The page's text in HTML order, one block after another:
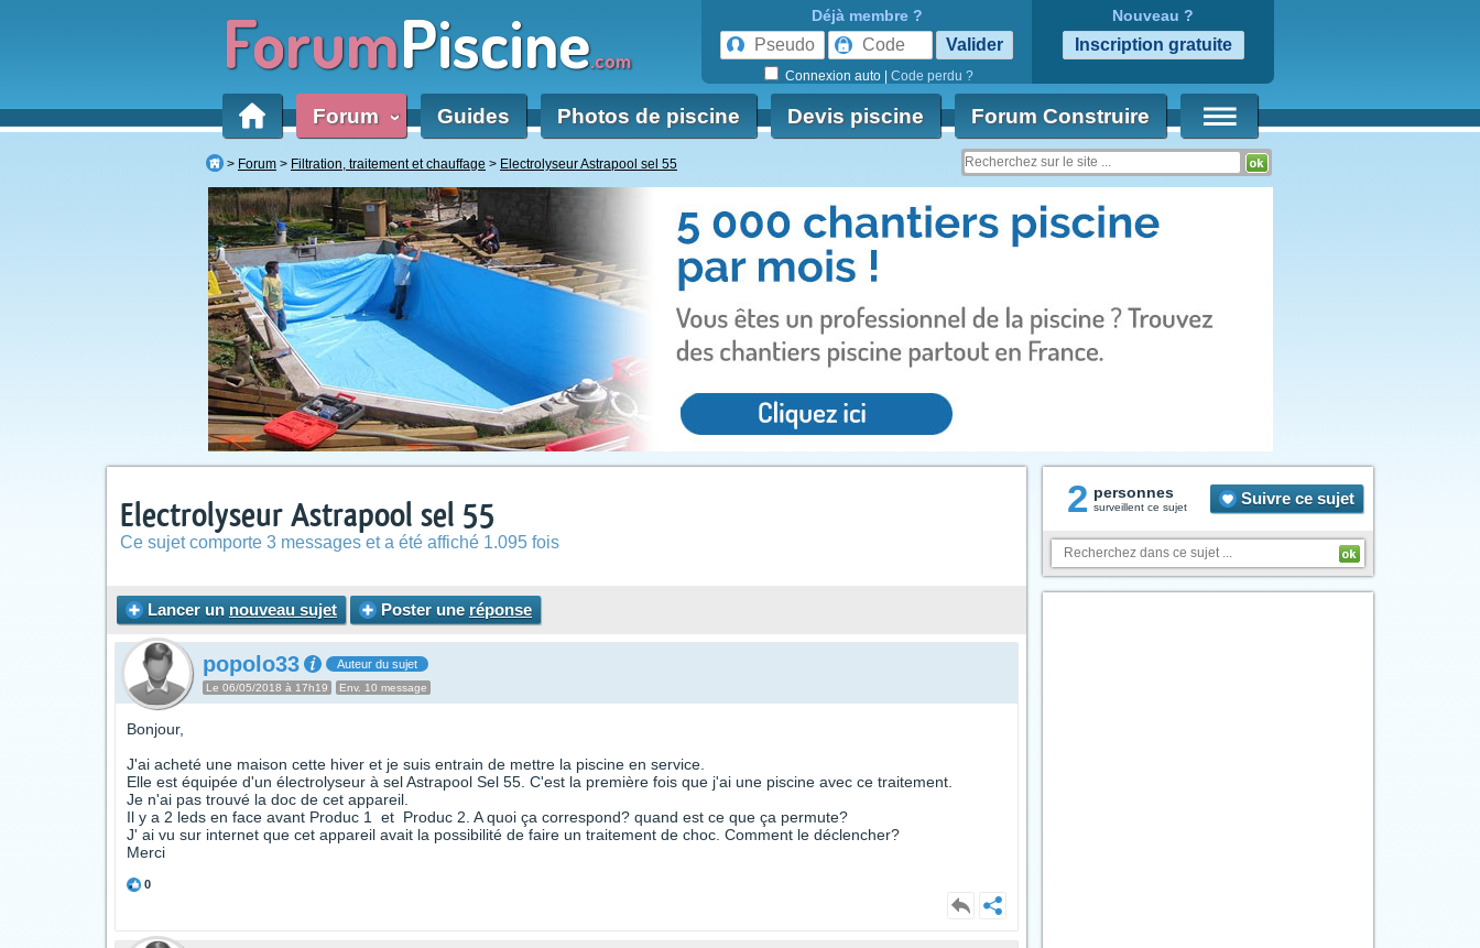
ForumPiscine.com
Déjà membre ?
Connexion auto Code perdu ?
Nouveau ?
Forum ‹ Guides Photos de piscine Devis piscine Forum Construire
Forum Filtration, traitement et chauffage Electrolyseur Astrapool sel 55
Electrolyseur Astrapool sel 55
Ce sujet comporte 3 messages et a été affiché 1.095 fois
Lancer un nouveau sujet Poster une réponse
popolo33 Auteur du sujet
Le 06/05/2018 à 17h19 Env. 10 message
Bonjour,
J'ai acheté une maison cette hiver et je suis entrain de mettre la piscine en service.
Elle est équipée d'un électrolyseur à sel Astrapool Sel 55. C'est la première fois que j'ai une piscine avec ce traitement.
Je n'ai pas trouvé la doc de cet appareil.
Il y a 2 leds en face avant Produc 1 et Produc 2. A quoi ça correspond? quand est ce que ça permute?
J' ai vu sur internet que cet appareil avait la possibilité de faire un traitement de choc. Comment le déclencher?
Merci
0
2 personnes
surveillent ce sujet Suivre ce sujet